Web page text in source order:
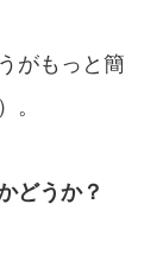
がもっと簡
。
どうか？